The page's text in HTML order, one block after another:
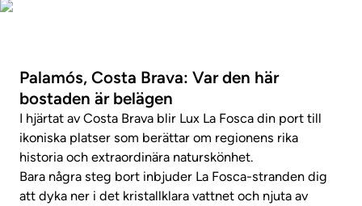
Palamós, Costa Brava: Var den här
bostaden är belägen
I hjärtat av Costa Brava blir Lux La Fosca din port till
ikoniska platser som berättar om regionens rika
historia och extraordinära naturskönhet.
Bara några steg bort inbjuder La Fosca-stranden dig
att dyka ner i det kristallklara vattnet och njuta av